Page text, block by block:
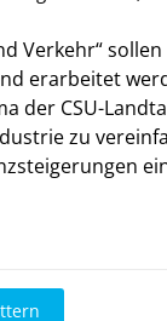
Verkehr“
erarbeitet
der CSU-
zu